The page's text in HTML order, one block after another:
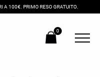
A 100€. PRIMO RESO GRATUITO.
0